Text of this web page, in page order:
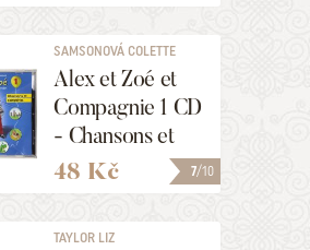
7/10
SAMSONOVÁ COLETTE
Alex et Zoé et
Compagnie 1 CD
- Chansons et
Comptines
48 Kč
TAYLOR LIZ